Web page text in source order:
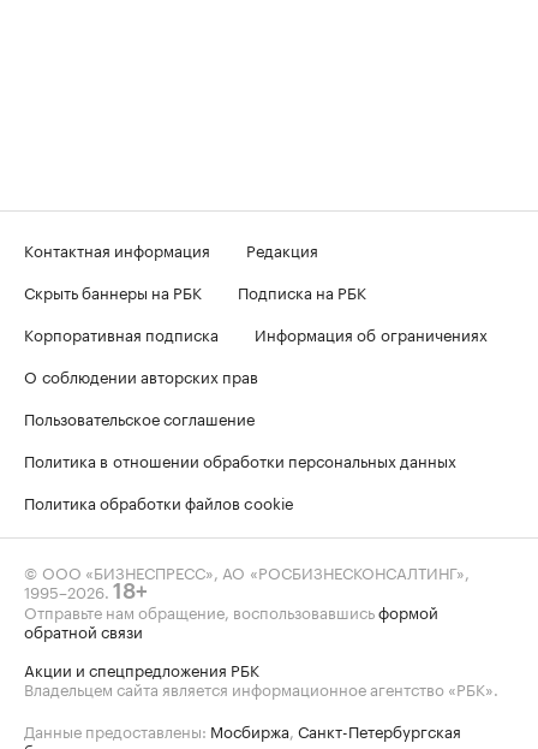
Контактная информация
Редакция
Скрыть баннеры на РБК
Подписка на РБК
Корпоративная подписка
Информация об ограничениях
О соблюдении авторских прав
Пользовательское соглашение
Политика в отношении обработки персональных данных
Политика обработки файлов cookie
© ООО «БИЗНЕСПРЕСС», АО «РОСБИЗНЕСКОНСАЛТИНГ»,
1995–2026. 18+
Отправьте нам обращение, воспользовавшисьформой
обратной связи
Акции и спецпредложения РБК
Владельцем сайта является информационное агентство «РБК».
Данные предоставлены: Мосбиржа, Санкт-Петербургская